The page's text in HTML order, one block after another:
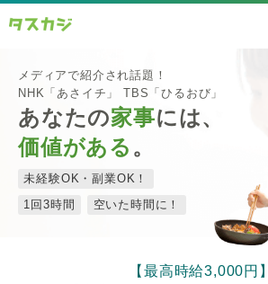
メディアで紹介され話題！
NHK「あさイチ」 TBS「ひるおび」
あなたの家事には、
価値がある 。
未経験OK・副業OK！
1回3時間
空いた時間に！
【最高時給3,000円】